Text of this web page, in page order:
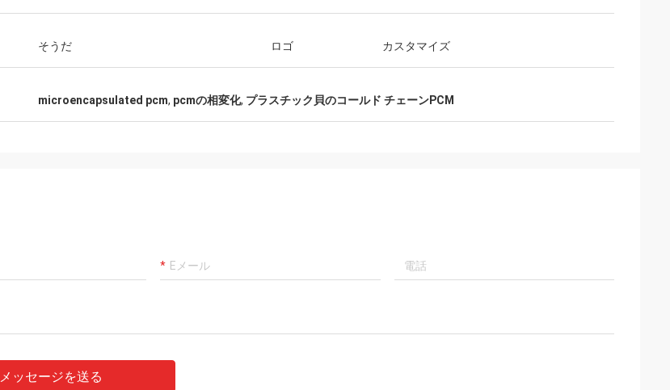
チェーン材料を良質および専門の後サービ
スと十分に満足しています、確認します。
そうだ ロゴ カスタマイズ
microencapsulated pcm, pcmの相変化, プラスチック貝のコールド チェーンPCM
メッセージを送る